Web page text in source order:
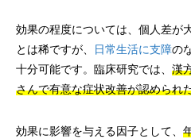
効果の程度については、個人差が
とは稀ですが、
日常生活に支障の
十分可能です。臨床研究では、 漢
さんで有意な症状改善が認められ
効果に影響を与える因子として、